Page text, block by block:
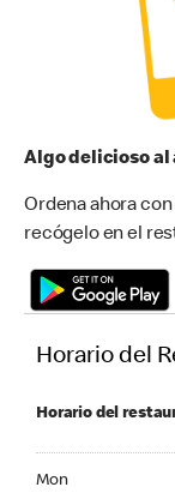
Algo delicioso al
Ordena ahora
recógelo en el
Horario del
Horario del
Mon